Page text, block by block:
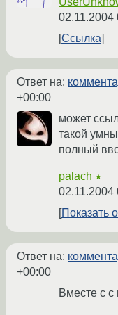
02.11.2004
Ссылка
Ответ на:
+00:00
может
такой
полный
palach ★
02.11.2004
Показать
Ответ на:
+00:00
Вместе с с